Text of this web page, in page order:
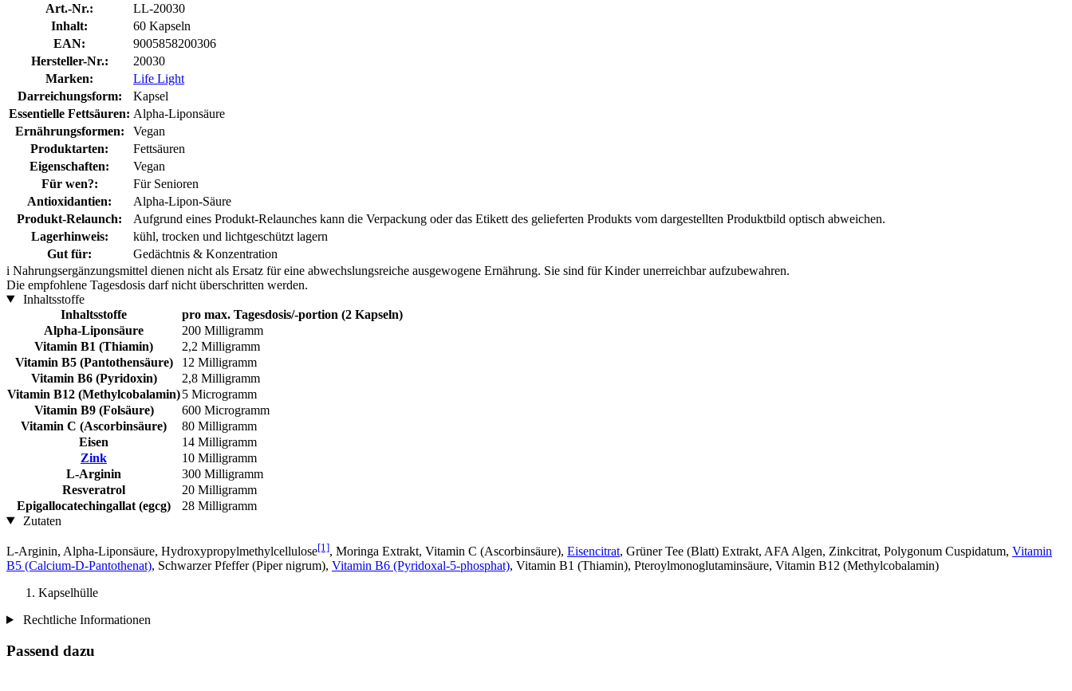
Art.-Nr.:
LL-20030
Inhalt:
60 Kapseln
EAN:
9005858200306
Hersteller-Nr.:
20030
Marken:
Life Light
Darreichungsform:
Kapsel
Essentielle Fettsäuren: Alpha-Liponsäure
Ernährungsformen:
Vegan
Produktarten:
Fettsäuren
Eigenschaften:
Vegan
Für wen?:
Für Senioren
Antioxidantien:
Alpha-Lipon-Säure
Produkt-Relaunch:
Aufgrund eines Produkt-Relaunches kann die Verpackung oder das Etikett des gelieferten Produkts vom dargestellten Produktbild optisch abweichen.
Lagerhinweis:
kühl, trocken und lichtgeschützt lagern
Gut für:
Gedächtnis & Konzentration
i Nahrungsergänzungsmittel dienen nicht als Ersatz für eine abwechslungsreiche ausgewogene Ernährung. Sie sind für Kinder unerreichbar aufzubewahren.
Die empfohlene Tagesdosis darf nicht überschritten werden.
Inhaltsstoffe
Inhaltsstoffe
pro max. Tagesdosis/-portion (2 Kapseln)
Alpha-Lipon­säure
200 Milligramm
Vitamin B1 (Thiamin)
2,2 Milligramm
Vitamin B5 (Pantothensäure)
12 Milligramm
Vitamin B6 (Pyridoxin)
2,8 Milligramm
Vitamin B12 (Methylcobalamin)5 Microgramm
Vitamin B9 (Folsäure)
600 Microgramm
Vitamin C (Ascorbinsäure)
80 Milligramm
Eisen
14 Milligramm
Zink
10 Milligramm
L-Arginin
300 Milligramm
Resveratrol
20 Milligramm
Epigallocatechingallat (egcg)
28 Milligramm
Zutaten
L-Arginin, Alpha-Lipon­säure, Hydroxypropylmethylcellulose[1], Moringa Extrakt, Vitamin C (Ascorbinsäure), Eisencitrat, Grüner Tee (Blatt) Extrakt, AFA Algen, Zinkcitrat, Polygonum Cuspidatum, Vitamin
B5 (Calcium-D-Pantothenat), Schwarzer Pfeffer (Piper nigrum), Vitamin B6 (Pyridoxal-5-phosphat), Vitamin B1 (Thiamin), Pteroylmonoglutaminsäure, Vitamin B12 (Methylcobalamin)
Kapselhülle
Rechtliche Informationen
Passend dazu